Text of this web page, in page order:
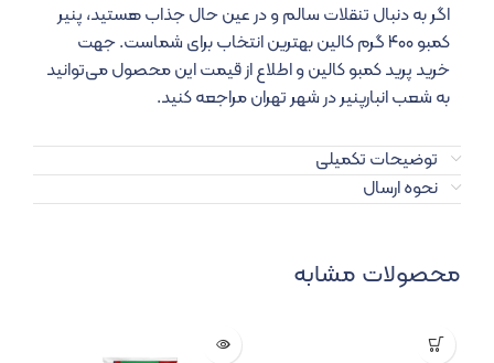
اگر به دنبال تنقلات سالم و در عین حال جذاب هستید، پنیر
کمبو ۴۰۰ گرم کالین بهترین انتخاب برای شماست. جهت
خرید پرید کمبو کالین و اطلاع از قیمت این محصول می‌توانید
به شعب انبارپنیر در شهر تهران مراجعه کنید.
توضیحات تکمیلی
نحوه ارسال
محصولات مشابه